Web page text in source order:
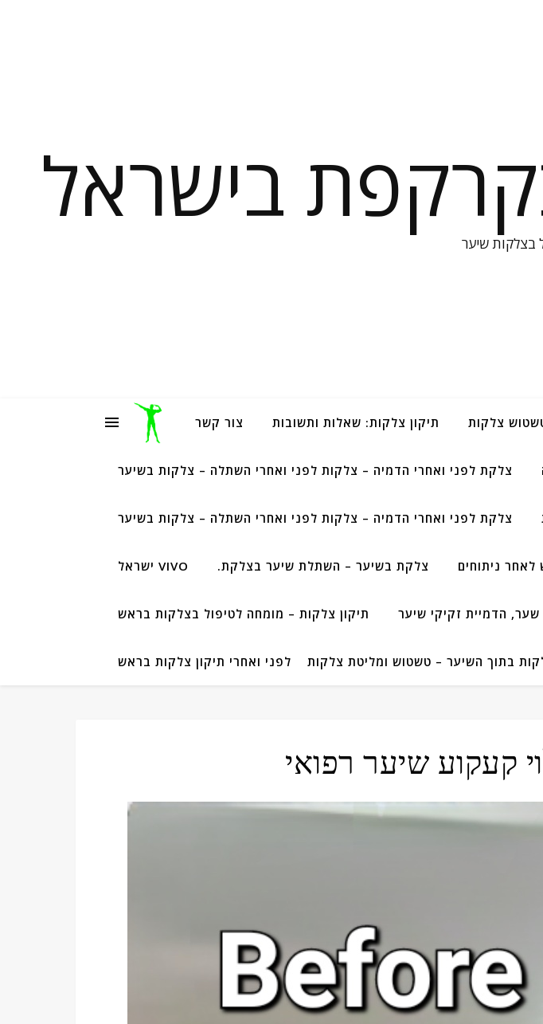
בישראל
בצלקות שיער
צלקות תיקון צלקות: שאלות ותשובות צור קשר
צלקת לפני ואחרי הדמיה – צלקות לפני ואחרי השתלה – צלקות בשיער
צלקת לפני ואחרי הדמיה – צלקות לפני ואחרי השתלה – צלקות בשיער
ניתוחים צלקת בשיער – השתלת שיער בצלקת. VIVO ישראל
שער, הדמיית זקיקי שיער תיקון צלקות – מומחה לטיפול בצלקות בראש
בתוך השיער – טשטוש ומליטת צלקות לפני ואחרי תיקון צלקות בראש
קעקוע שיער רפואי